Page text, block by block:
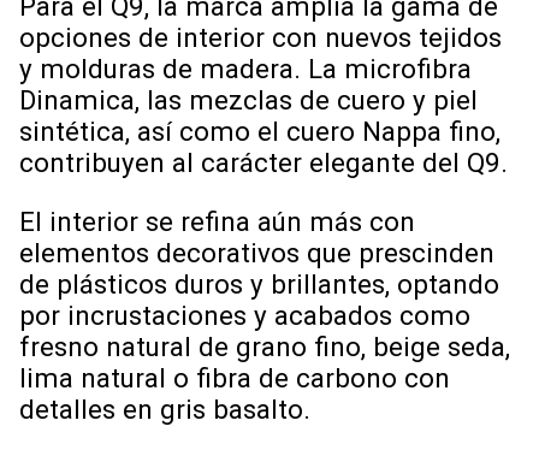
Para el Q9, la marca amplía la gama de
opciones de interior con nuevos tejidos
y molduras de madera. La microfibra
Dinamica, las mezclas de cuero y piel
sintética, así como el cuero Nappa fino,
contribuyen al carácter elegante del Q9.
El interior se refina aún más con
elementos decorativos que prescinden
de plásticos duros y brillantes, optando
por incrustaciones y acabados como
fresno natural de grano fino, beige seda,
lima natural o fibra de carbono con
detalles en gris basalto.